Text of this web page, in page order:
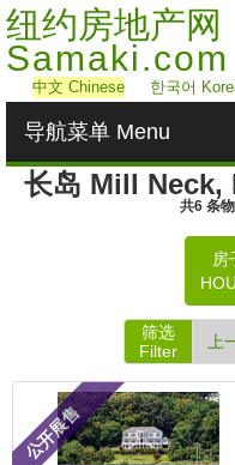
纽约房地产网
Samaki.com
中文 Chinese 한국어
导航菜单 Menu
长岛 Mill Neck,
共6 条
房
筛选
Filter
上
公开展售